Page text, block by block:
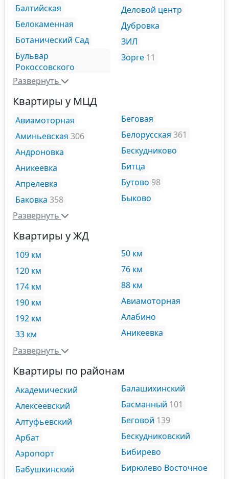
Балтийская
Белокаменная
Ботанический Сад
Бульвар
Рокоссовского
Деловой центр
Дубровка
ЗИЛ
Зорге 11
Развернуть
Квартиры у МЦД
Авиамоторная
Аминьевская 306
Андроновка
Аникеевка
Апрелевка
Баковка 358
Беговая
Белорусская 361
Бескудниково
Битца
Бутово 98
Быково
Развернуть
Квартиры у ЖД
109 км
120 км
174 км
190 км
192 км
33 км
50 км
76 км
88 км
Авиамоторная
Алабино
Аникеевка
Развернуть
Квартиры по районам
Академический
Алексеевский
Алтуфьевский
Арбат
Аэропорт
Бабушкинский
Балашихинский
Басманный 101
Беговой 139
Бескудниковский
Бибирево
Бирюлево Восточное